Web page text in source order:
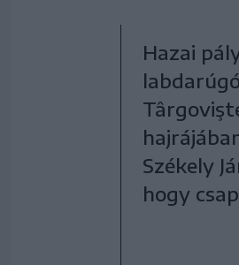
Hazai
Székely
hogy